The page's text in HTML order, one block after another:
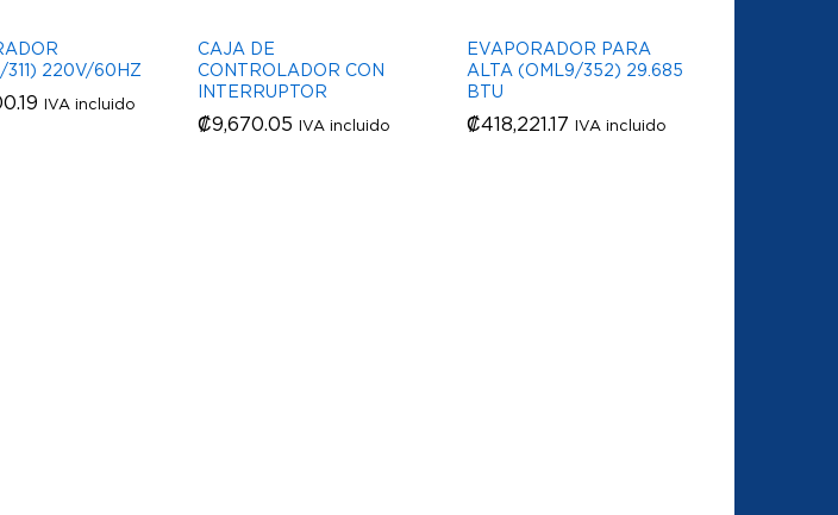
311) 220V/60HZ
IVA incluido
CAJA DE
CONTROLADOR CON
INTERRUPTOR
₡9,670.05 IVA incluido
₡9,670.05
EVAPORADOR PARA
ALTA (OML9/352) 29.685
BTU
₡418,221.17 IVA incluido
₡418,221.17